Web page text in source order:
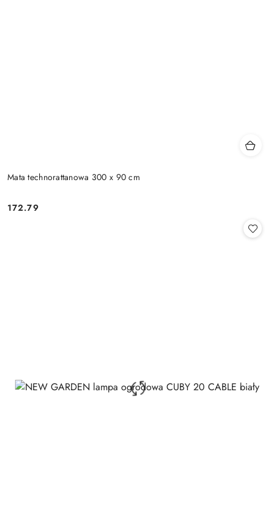
Mata technorattanowa 300 x 90 cm
Cena:
172.79